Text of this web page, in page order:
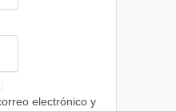
electrónico y